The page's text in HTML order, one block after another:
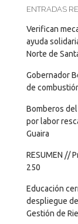
ENTRADAS
Verifican
ayuda
Norte de
Gobernador
de
Bomberos
por labor
Guaira
RESUMEN //
250
Educación
despliegue
Gestión de